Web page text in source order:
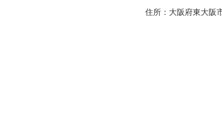
住所：大阪府東大阪